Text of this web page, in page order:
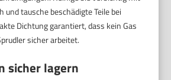
und tausche beschädigte Teile bei
Dichtung garantiert, dass kein Gas
sicher arbeitet.
sicher lagern